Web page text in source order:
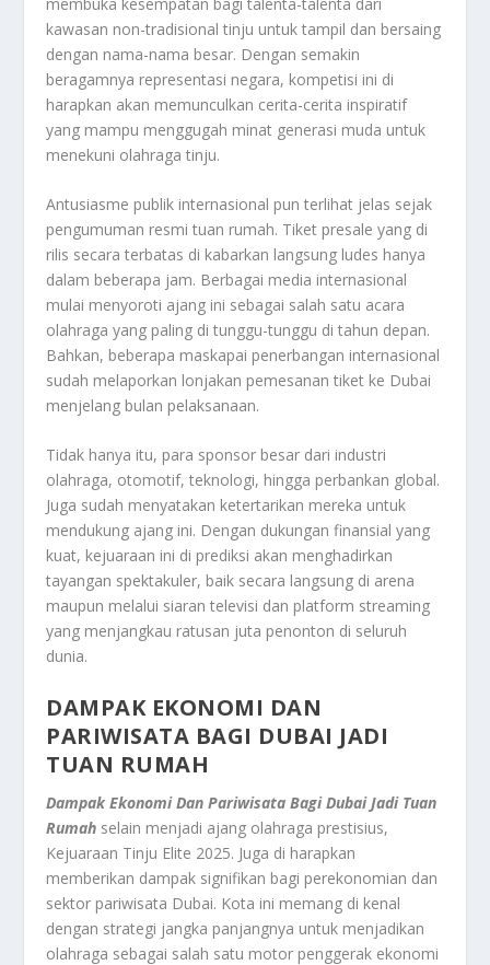
kawasan non-tradisional tinju untuk tampil dan bersaing
dengan nama-nama besar. Dengan semakin
beragamnya representasi negara, kompetisi ini di
harapkan akan memunculkan cerita-cerita inspiratif
yang mampu menggugah minat generasi muda untuk
menekuni olahraga tinju.
Antusiasme publik internasional pun terlihat jelas sejak
pengumuman resmi tuan rumah. Tiket presale yang di
rilis secara terbatas di kabarkan langsung ludes hanya
dalam beberapa jam. Berbagai media internasional
mulai menyoroti ajang ini sebagai salah satu acara
olahraga yang paling di tunggu-tunggu di tahun depan.
Bahkan, beberapa maskapai penerbangan internasional
sudah melaporkan lonjakan pemesanan tiket ke Dubai
menjelang bulan pelaksanaan.
Tidak hanya itu, para sponsor besar dari industri
olahraga, otomotif, teknologi, hingga perbankan global.
Juga sudah menyatakan ketertarikan mereka untuk
mendukung ajang ini. Dengan dukungan finansial yang
kuat, kejuaraan ini di prediksi akan menghadirkan
tayangan spektakuler, baik secara langsung di arena
maupun melalui siaran televisi dan platform streaming
yang menjangkau ratusan juta penonton di seluruh
dunia.
DAMPAK EKONOMI DAN
PARIWISATA BAGI DUBAI JADI
TUAN RUMAH
Dampak Ekonomi Dan Pariwisata Bagi Dubai Jadi Tuan
Rumah selain menjadi ajang olahraga prestisius,
Kejuaraan Tinju Elite 2025. Juga di harapkan
memberikan dampak signifikan bagi perekonomian dan
sektor pariwisata Dubai. Kota ini memang di kenal
dengan strategi jangka panjangnya untuk menjadikan
olahraga sebagai salah satu motor penggerak ekonomi